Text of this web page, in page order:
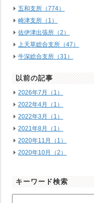
五和支所（774）
崎津支所（1）
佐伊津出張所（2）
上天草総合支所（47）
牛深総合支所（31）
以前の記事
2026年7月（1）
2022年4月（1）
2022年3月（1）
2021年8月（1）
2020年11月（1）
2020年10月（2）
キーワード検索